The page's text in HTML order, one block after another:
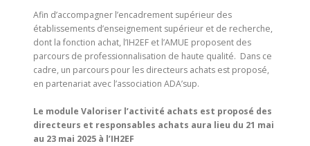
Afin d’accompagner l’encadrement supérieur des
établissements d’enseignement supérieur et de recherche,
dont la fonction achat, l’IH2EF et l’AMUE proposent des
parcours de professionnalisation de haute qualité. Dans ce
cadre, un parcours pour les directeurs achats est proposé,
en partenariat avec l’association ADA’sup.
Le module Valoriser l’activité achats est proposé des
directeurs et responsables achats aura lieu du 21 mai
au 23 mai 2025 à l’IH2EF